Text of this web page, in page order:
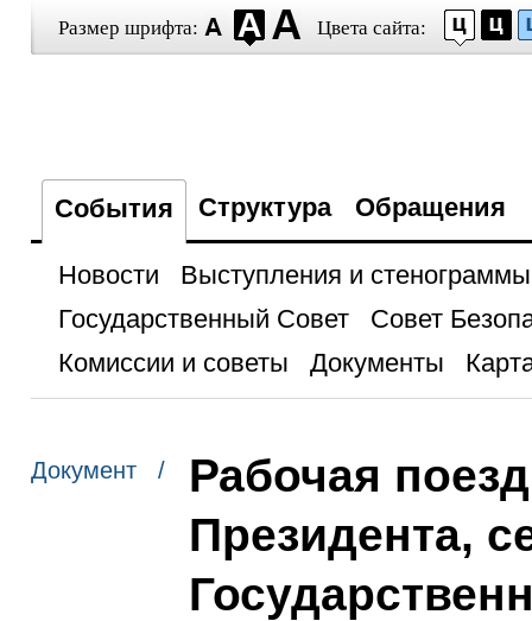
Размер шрифта: Цвета сайта:
События Структура Обращения
Новости
Выступления и стенограммы
Государственный Совет
Совет
Комиссии и советы
Документы
Документ /
Рабочая
Президента,